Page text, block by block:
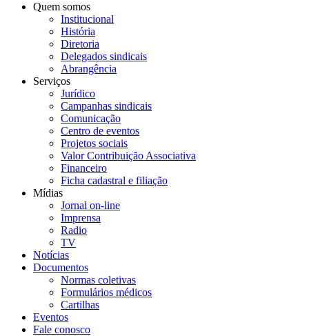
Quem somos
Institucional
História
Diretoria
Delegados sindicais
Abrangência
Serviços
Jurídico
Campanhas sindicais
Comunicação
Centro de eventos
Projetos sociais
Valor Contribuição Associativa
Financeiro
Ficha cadastral e filiação
Mídias
Jornal on-line
Imprensa
Radio
TV
Notícias
Documentos
Normas coletivas
Formulários médicos
Cartilhas
Eventos
Fale conosco